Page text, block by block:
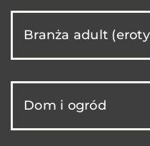
Branża adult
Dom i ogród